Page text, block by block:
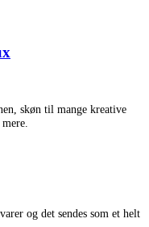
skøn til mange kreative
og det sendes som et helt